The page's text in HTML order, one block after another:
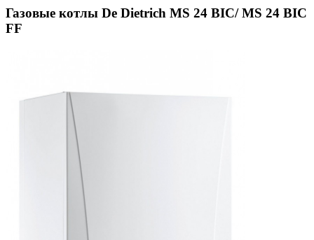
Газовые котлы De Dietrich MS 24 BIC/ MS 24 BIC
FF